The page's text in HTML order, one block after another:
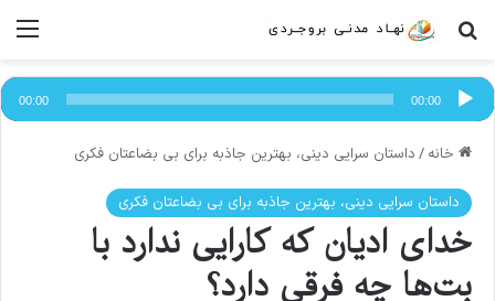
جستجو برای
پخش‌کننده
صوت 00:00
00:00
خانه / داستان سرایی دینی، بهترین جاذبه برای بی بضاعتان فکری
داستان سرایی دینی، بهترین جاذبه برای بی بضاعتان فکری
خدای ادیان که کارایی ندارد با
بت‌ها چه فرقی دارد؟